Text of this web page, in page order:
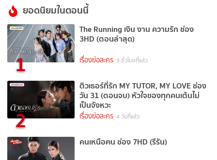
ยอดนิยมในตอนนี้
1
The Running เงิน งาน ความรัก ช่อง
3HD (ตอนล่าสุด)
เรื่องย่อละคร 9 ชั่วโมงที่แล้ว
2
ติวเธอร์ที่รัก MY TUTOR, MY LOVE ช่อง
วัน 31 (ตอนจบ) หัวใจของทุกคนเต้นไม่
เป็นจังหวะ
เรื่องย่อละคร 4 วันที่แล้ว
คนเหนือฅน ช่อง 7HD (รีรัน)